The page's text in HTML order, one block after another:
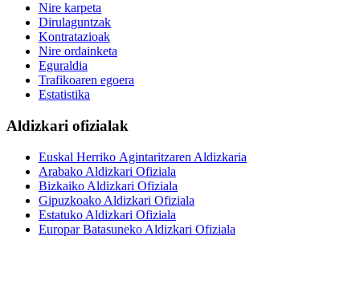
Nire karpeta
Dirulaguntzak
Kontratazioak
Nire ordainketa
Eguraldia
Trafikoaren egoera
Estatistika
Aldizkari ofizialak
Euskal Herriko Agintaritzaren Aldizkaria
Arabako Aldizkari Ofiziala
Bizkaiko Aldizkari Ofiziala
Gipuzkoako Aldizkari Ofiziala
Estatuko Aldizkari Ofiziala
Europar Batasuneko Aldizkari Ofiziala